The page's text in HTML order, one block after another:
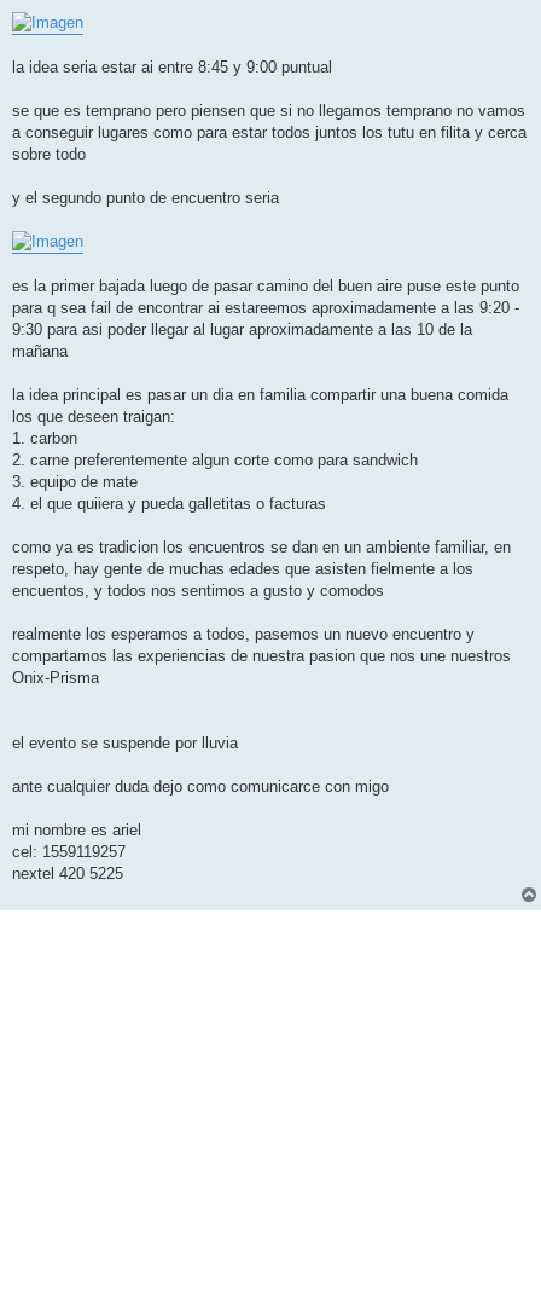
la idea seria estar ai entre 8:45 y 9:00 puntual
se que es temprano pero piensen que si no llegamos temprano no vamos
a conseguir lugares como para estar todos juntos los tutu en filita y cerca
sobre todo
y el segundo punto de encuentro seria
es la primer bajada luego de pasar camino del buen aire puse este punto
para q sea fail de encontrar ai estareemos aproximadamente a las 9:20 -
9:30 para asi poder llegar al lugar aproximadamente a las 10 de la
mañana
la idea principal es pasar un dia en familia compartir una buena comida
los que deseen traigan:
1. carbon
2. carne preferentemente algun corte como para sandwich
3. equipo de mate
4. el que quiiera y pueda galletitas o facturas
como ya es tradicion los encuentros se dan en un ambiente familiar, en
respeto, hay gente de muchas edades que asisten fielmente a los
encuentos, y todos nos sentimos a gusto y comodos
realmente los esperamos a todos, pasemos un nuevo encuentro y
compartamos las experiencias de nuestra pasion que nos une nuestros
Onix-Prisma
el evento se suspende por lluvia
ante cualquier duda dejo como comunicarce con migo
mi nombre es ariel
cel: 1559119257
nextel 420 5225